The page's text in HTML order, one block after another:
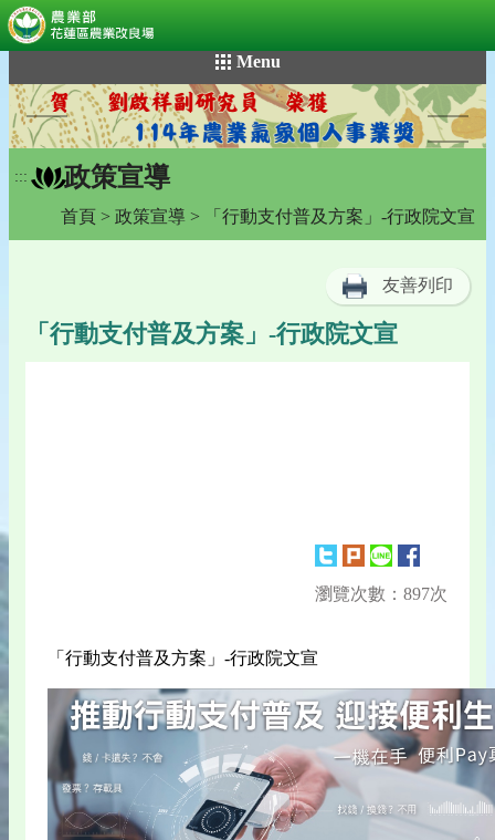
到
主
要
內
容
Menu
::: 政策宣導
首頁 > 政策宣導 > 「行動支付普及方案」-行政院文宣
友善列印
「行動支付普及方案」-行政院文宣
瀏覽次數：897次
「行動支付普及方案」-行政院文宣